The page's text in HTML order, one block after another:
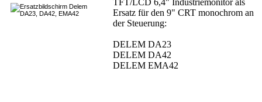
Ersatz für den 9" CRT monochrom an
der Steuerung:
DELEM DA23
DELEM DA42
DELEM EMA42